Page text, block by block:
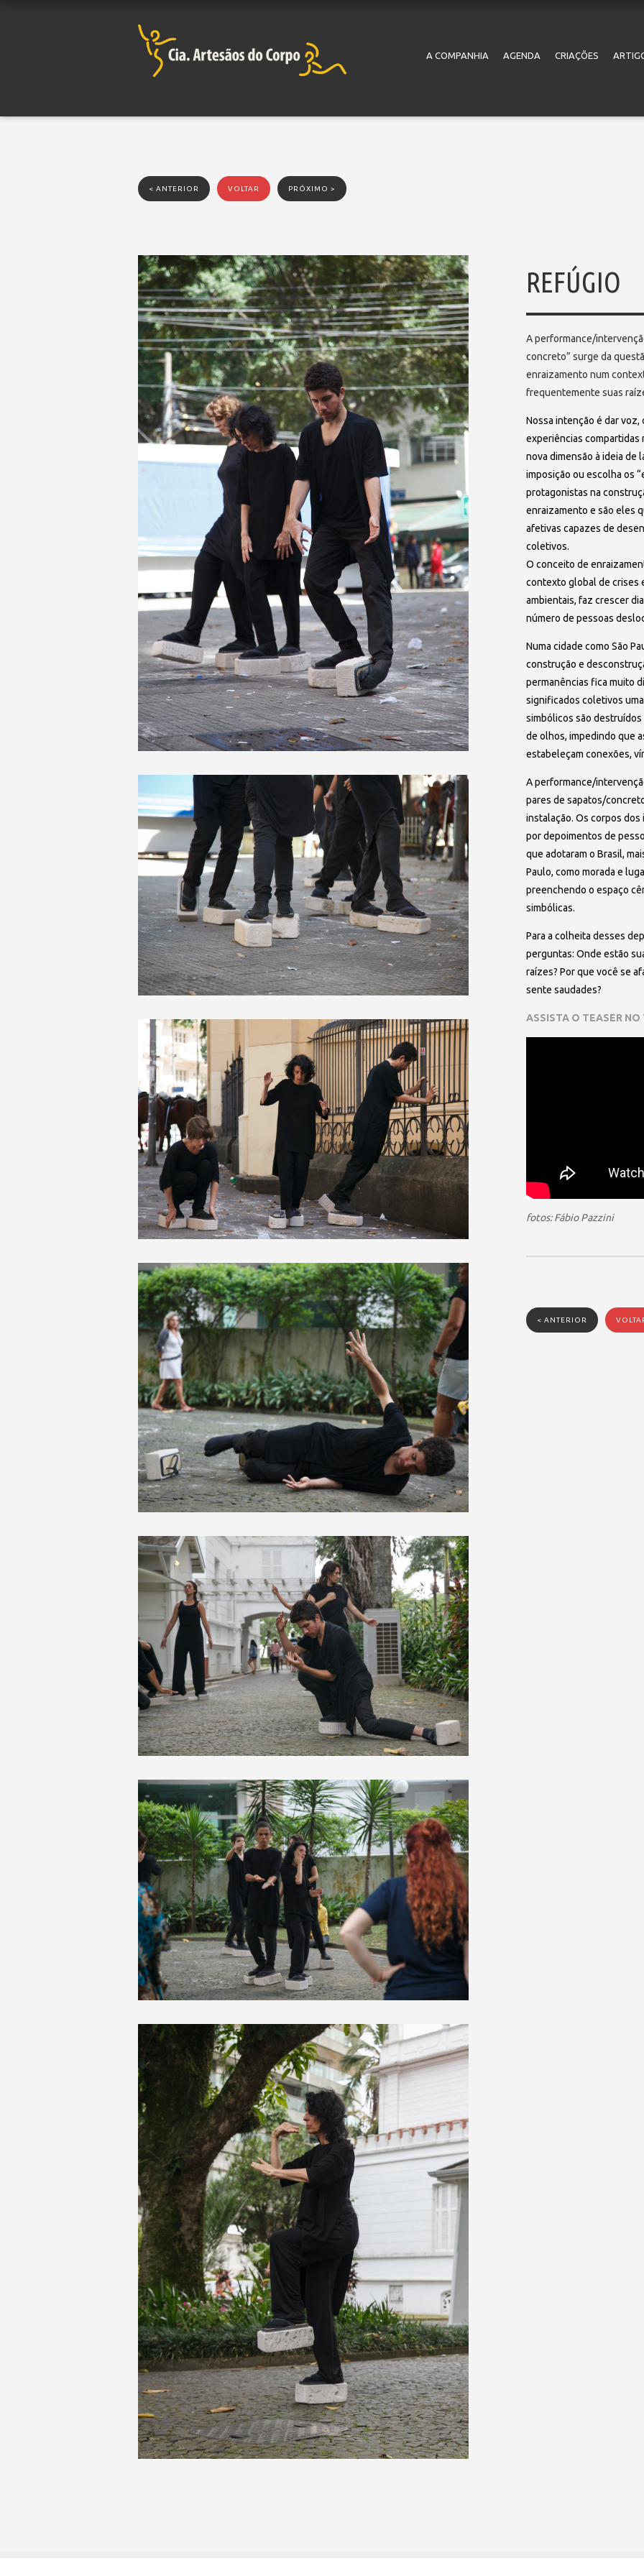
A COMPANHIA AGENDA CRIAÇÕES
< ANTERIOR VOLTAR PRÓXIMO >
REFÚGIO
A performance/
concreto” surge da
enraizamento num
frequentemente suas
Nossa intenção é dar
experiências compartidas
nova dimensão à ideia de
imposição ou escolha os
protagonistas na
enraizamento e são eles
afetivas capazes de
coletivos.
O conceito de
contexto global de crises
ambientais, faz crescer
número de pessoas
Numa cidade como São
construção e
permanências fica muito
significados coletivos
simbólicos são
de olhos, impedindo que
estabeleçam conexões,
A performance/
pares de sapatos/
instalação. Os corpos
por depoimentos de
que adotaram o Brasil,
Paulo, como morada e
preenchendo o espaço
simbólicas.
Para a colheita desses
perguntas: Onde estão
raízes? Por que você se
sente saudades?
ASSISTA O TEASER NO
fotos: Fábio Pazzini
< ANTERIOR